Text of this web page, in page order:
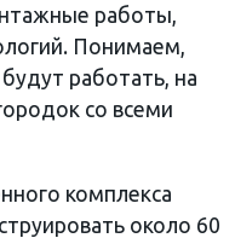
работы,
Понимаем,
работать, на
со всеми
комплекса
около 60